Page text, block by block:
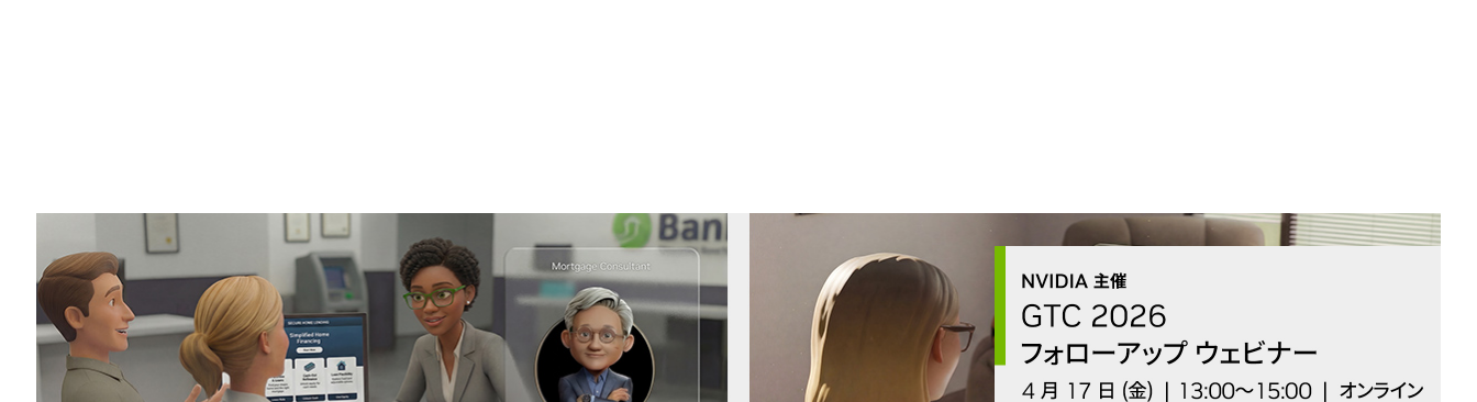
Share
金融サービス分野において、AI は今や中心的な存在となっています。アルゴリズム取引におけるリサ
ーチや取引の執行を自動化し、銀行が不正利用やマネー ロンダリングをより正確に検知できるよう支
援すると同時に、リスク管理手法の向上や文書処理の迅速化にも貢献しています。